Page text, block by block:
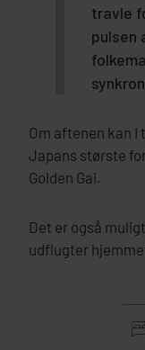
travle
pulsen
Om aftenen kan
Japans største
Golden Gai.
Det er også
udflugter